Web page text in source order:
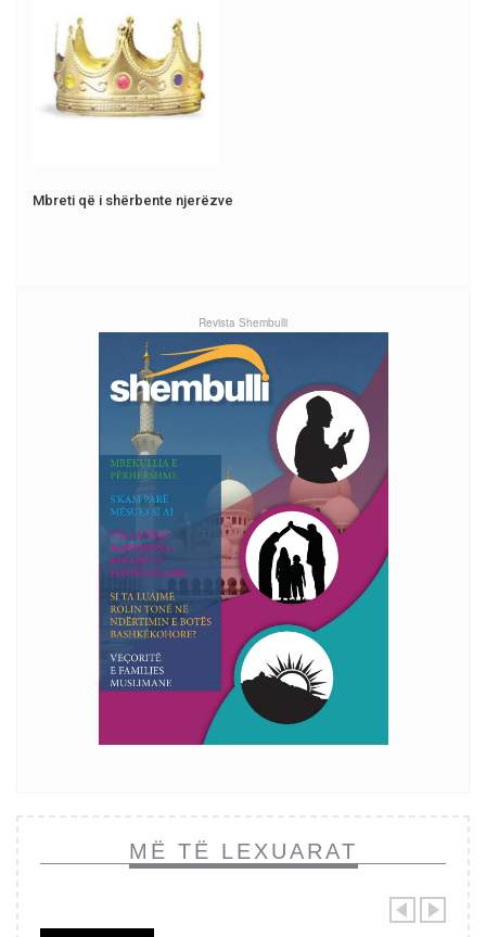
Mbreti që i shërbente njerëzve
Revista Shembulli
MË TË LEXUARAT